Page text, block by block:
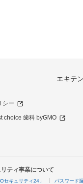
エキテ
シー
choice 歯科 byGMO
ティ事業について
セキュリティ24」 パスワード